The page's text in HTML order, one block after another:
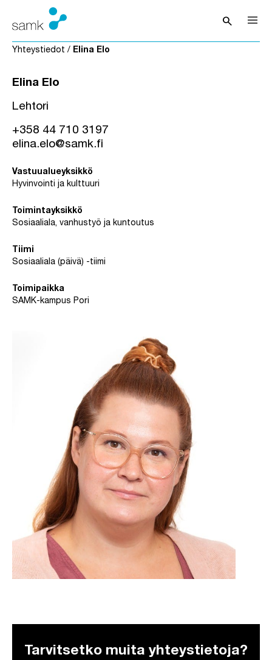
Siirry sisältöön
searchAvaa haku
Yhteystiedot / Elina Elo
Elina Elo
Lehtori
+358 44 710 3197
elina.elo@samk.fi
Vastuualueyksikkö
Hyvinvointi ja kulttuuri
Toimintayksikkö
Sosiaaliala, vanhustyö ja kuntoutus
Tiimi
Sosiaaliala (päivä) -tiimi
Toimipaikka
SAMK-kampus Pori
Tarvitsetko muita yhteystietoja?